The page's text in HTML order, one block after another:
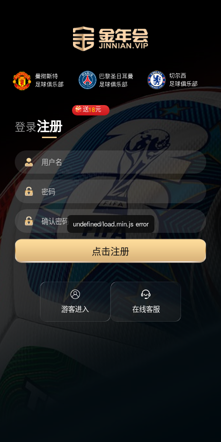
登录注册
送18元
点击注册
游客进入 在线客服
undefined/load.min.js error